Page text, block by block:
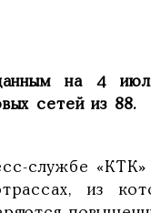
на 4 июля
сетей из 88.
службе «КТК»
из